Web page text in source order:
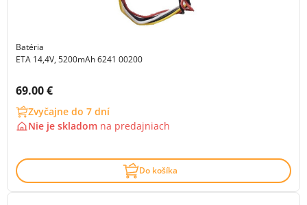
Batéria
ETA 14,4V, 5200mAh 6241 00200
Cena s DPH:
69.00 €
Zvyčajne do 7 dní
Nie je skladom na predajniach
Do košíka